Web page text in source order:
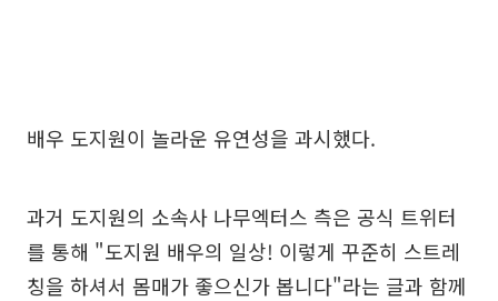
배우 도지원이 놀라운 유연성을 과시했다.
과거 도지원의 소속사 나무엑터스 측은 공식 트위터
를 통해 "도지원 배우의 일상! 이렇게 꾸준히 스트레
칭을 하셔서 몸매가 좋으신가 봅니다"라는 글과 함께